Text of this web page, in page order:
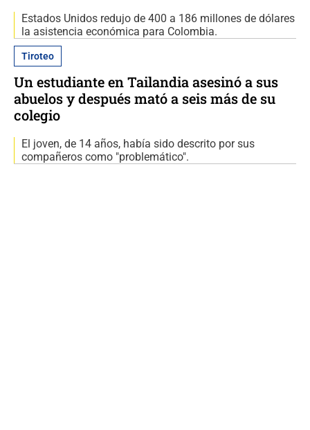
Estados Unidos redujo de 400 a 186 millones de dólares
la asistencia económica para Colombia.
Tiroteo
Un estudiante en Tailandia asesinó a sus
abuelos y después mató a seis más de su
colegio
El joven, de 14 años, había sido descrito por sus
compañeros como "problemático".